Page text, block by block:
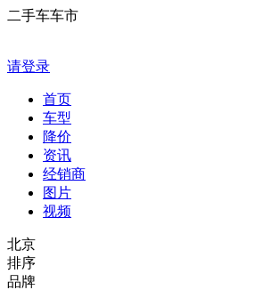
二手车车市
请登录
首页
车型
降价
资讯
经销商
图片
视频
北京
排序
品牌